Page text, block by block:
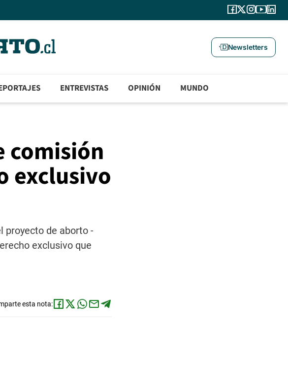
Newsletters
ENTREVISTAS OPINIÓN MUNDO
comisión
exclusivo
proyecto de aborto -
exclusivo que
esta nota: